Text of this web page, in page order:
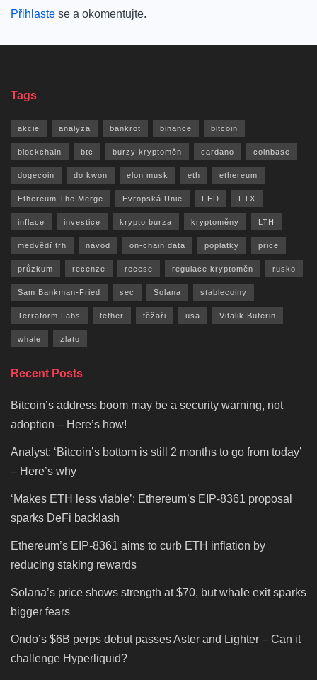
Přihlaste se a okomentujte.
Tags
akcie analyza bankrot binance bitcoin
blockchain btc burzy kryptoměn cardano coinbase
dogecoin do kwon elon musk eth ethereum
Ethereum The Merge Evropská Unie FED FTX
inflace investice krypto burza kryptoměny LTH
medvědí trh návod on-chain data poplatky price
průzkum recenze recese regulace kryptoměn rusko
Sam Bankman-Fried sec Solana stablecoiny
Terraform Labs tether těžaři usa Vitalik Buterin
whale zlato
Recent Posts
Bitcoin’s address boom may be a security warning, not
adoption – Here’s how!
Analyst: ‘Bitcoin’s bottom is still 2 months to go from today’
– Here’s why
‘Makes ETH less viable’: Ethereum’s EIP-8361 proposal
sparks DeFi backlash
Ethereum’s EIP-8361 aims to curb ETH inflation by
reducing staking rewards
Solana’s price shows strength at $70, but whale exit sparks
bigger fears
Ondo’s $6B perps debut passes Aster and Lighter – Can it
challenge Hyperliquid?